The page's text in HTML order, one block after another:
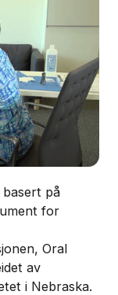
basert på
for
Oral
av
i Nebraska.